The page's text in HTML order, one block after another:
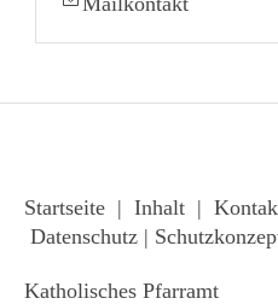
Startseite | Inhalt |
Datenschutz |
Katholisches Pfarramt